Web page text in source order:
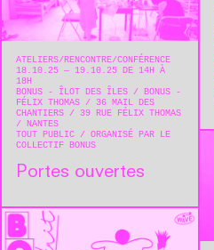
ATELIERS RENCONTRE/CONFÉRENCE
18.10.25 — 19.10.25 DE 14H À
18H
BONUS - ÎLOT DES ÎLES / BONUS -
FÉLIX THOMAS
36 MAIL DES
CHANTIERS / 39 RUE FÉLIX THOMAS
NANTES
TOUT PUBLIC
ORGANISÉ PAR LE
COLLECTIF BONUS
Portes ouvertes